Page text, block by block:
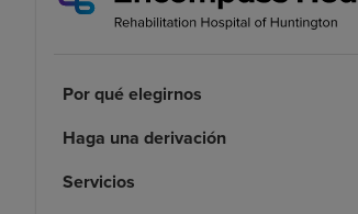
Por qué elegirnos
Haga una derivación
Servicios